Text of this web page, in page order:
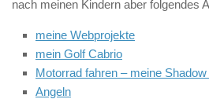
nach meinen Kindern aber folgendes
meine Webprojekte
mein Golf Cabrio
Motorrad fahren – meine
Angeln